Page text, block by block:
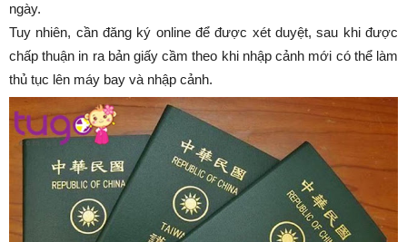
ngày.
Tuy nhiên, cần đăng ký online để được xét duyệt, sau khi được
chấp thuận in ra bản giấy cầm theo khi nhập cảnh mới có thể làm
thủ tục lên máy bay và nhập cảnh.